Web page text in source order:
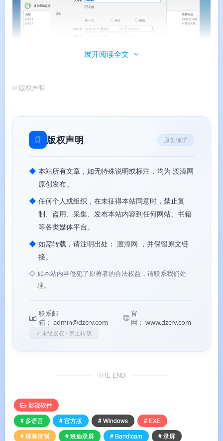
📊 核心价值
✅全球超千万用户信赖：韩国顶级录屏软件，
Windows 录屏领域的专业代表
✅ 4K UHD 超清录制
率
✅
卓越压缩技术：录制的视频文件大小比其他软件
小
NVENC、AMD VCE、Intel Quick Sync Video
✅免费版即可体验核心功能
水印录制
⚙️ 软件功能
展开阅读全文
© 版权声明
📄 版权声明 原创保护
◆ 本站所有文章，如无特殊说明或标注，均为 渡漳网
原创发布。
◆ 任何个人或组织，在未征得本站同意时，禁止复
制、盗用、采集、发布本站内容到任何网站、书籍
等各类媒体平台。
◆ 如需转载，请注明出处： 渡漳网 ，并保留原文链
接。
◇ 如本站内容侵犯了原著者的合法权益，请联系我们处
理。
📧 联系邮
箱： admin@dzcrv.com 🌐官
网：www.dzcrv.com
⚡ 未经授权 · 禁止转载
THE END
影视软件
# 多语言
# 官方版 # Windows
# EXE
# 屏幕录制
# 班迪录屏 # Bandicam # 录屏